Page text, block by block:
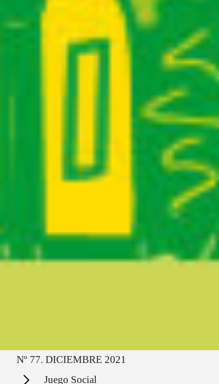
Ruta del sitio
Nº 77. DICIEMBRE 2021
Secciones Juego Social